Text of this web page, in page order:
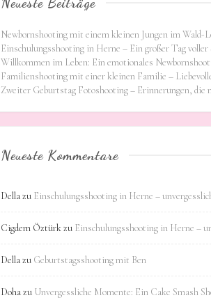
Newbornshooting mit einem kleinen Jungen im
Einschulungsshooting in Herne – Ein großer Tag voller
Willkommen im Leben: Ein emotionales
Familienshooting mit einer kleinen Familie –
Zweiter Geburtstag Fotoshooting – Erinnerungen, die
Neueste Kommentare
Dellazu Einschulungsshooting in Herne –
Cigdem Öztürkzu Einschulungsshooting in Herne –
Dellazu Geburtstagsshooting mit Ben
Dohazu Unvergessliche Momente: Ein Cake Smash